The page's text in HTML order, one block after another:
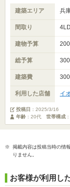
建築エリア 兵
間取り
建物予算
総予算
建築費
利用した店舗 イ
投稿日 ： 2025/3/16
年齢 ：20代 世帯構成
※ 掲載内容は投稿当時の情
りません。
お客様が利用し